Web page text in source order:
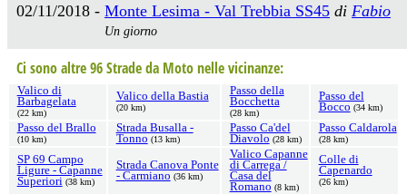
02/11/2018 - Monte Lesima - Val Trebbia SS45 di Fabio
Un giorno
Ci sono altre 96 Strade da Moto nelle vicinanze:
Valico di
Barbagelata
(22 km)
Valico della Bastia
(20 km)
Passo della
Bocchetta
(28 km)
Passo del
Bocco (34 km)
Passo del Brallo
(10 km)
Strada Busalla -
Tonno (13 km)
Passo Ca'del
Diavolo (28 km)
Passo Caldarola
(28 km)
SP 69 Campo
Ligure - Capanne
Superiori (38 km)
Strada Canova Ponte
- Carmiano (36 km)
Valico Capanne
di Carrega /
Casa del
Romano (8 km)
Colle di
Capenardo
(26 km)